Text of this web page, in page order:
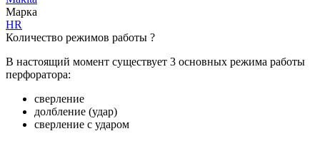
Марка
HR
Количество режимов работы ?
В настоящий момент существует 3 основных режима работы
перфоратора:
сверление
долбление (удар)
сверление с ударом